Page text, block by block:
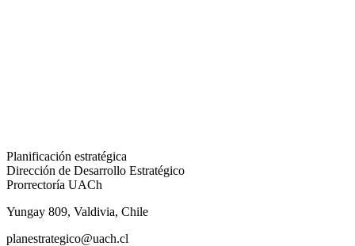
Planificación estratégica
Dirección de Desarrollo Estratégico
Prorrectoría UACh
Yungay 809, Valdivia, Chile
planestrategico@uach.cl